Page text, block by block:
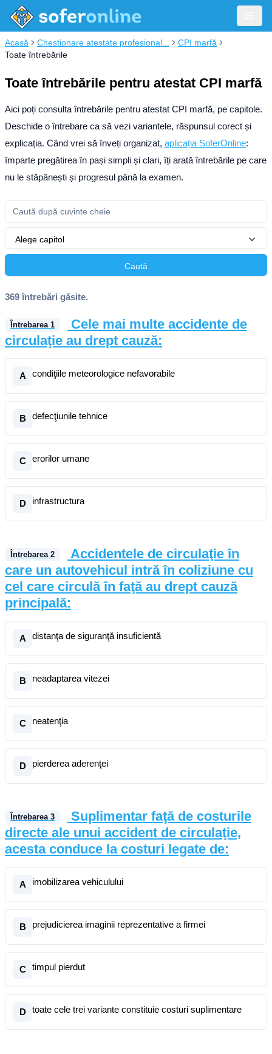
Acasă Chestionare atestate profesional...
CPI marfă
Toate întrebările
Toate întrebările pentru atestat CPI marfă
Aici poți consulta întrebările pentru atestat CPI marfă, pe capitole.
Deschide o întrebare ca să vezi variantele, răspunsul corect și
explicația. Când vrei să înveți organizat, aplicația SoferOnline:
împarte pregătirea în pași simpli și clari, îți arată întrebările pe care
nu le stăpânești și progresul până la examen.
Alege capitol
Caută
369 întrebări găsite.
Întrebarea 1
Cele mai multe accidente de
circulaţie au drept cauză:
A condiţiile meteorologice nefavorabile
B defecţiunile tehnice
C erorilor umane
D infrastructura
Întrebarea 2
Accidentele de circulaţie în
care un autovehicul intră în coliziune cu
cel care circulă în faţă au drept cauză
principală:
A distanţa de siguranţă insuficientă
B neadaptarea vitezei
C neatenţia
D pierderea aderenţei
Întrebarea 3
Suplimentar faţă de costurile
directe ale unui accident de circulaţie,
acesta conduce la costuri legate de:
A imobilizarea vehiculului
B prejudicierea imaginii reprezentative a firmei
C timpul pierdut
D toate cele trei variante constituie costuri suplimentare